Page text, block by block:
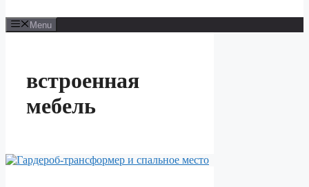
Menu
встроенная
мебель